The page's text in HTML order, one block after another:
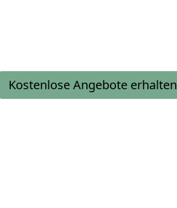
Kostenlose Angebote erhalten